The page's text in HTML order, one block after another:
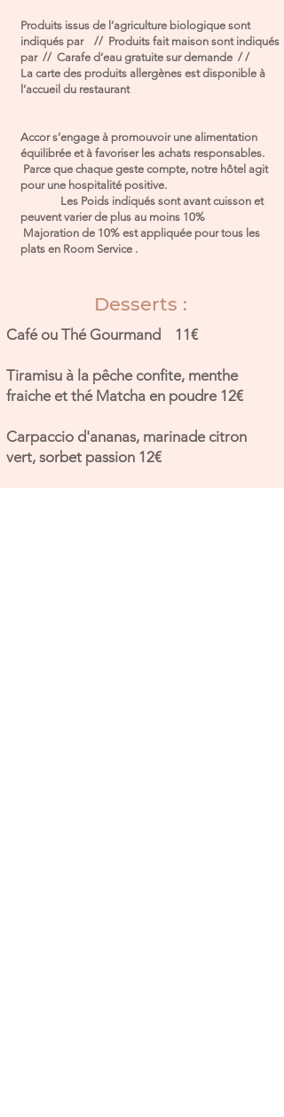
Produits issus de l’agriculture biologique sont
indiqués par // Produits fait maison sont indiqués
par // Carafe d’eau gratuite sur demande / /
La carte des produits allergènes est disponible à
l’accueil du restaurant
Accor s’engage à promouvoir une alimentation
équilibrée et à favoriser les achats responsables.
Parce que chaque geste compte, notre hôtel agit
pour une hospitalité positive.
Les Poids indiqués sont avant cuisson et
peuvent varier de plus au moins 10%
Majoration de 10% est appliquée pour tous les
plats en Room Service .
Desserts :
Café ou Thé Gourmand 11€
Tiramisu à la pêche confite, menthe
fraiche et thé Matcha en poudre 12€
Carpaccio d'ananas, marinade citron
vert, sorbet passion 12€